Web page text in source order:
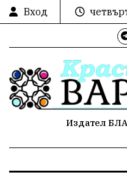
Вход
Издател